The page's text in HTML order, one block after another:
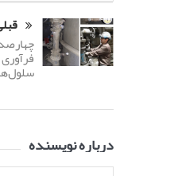
درباره نویسنده